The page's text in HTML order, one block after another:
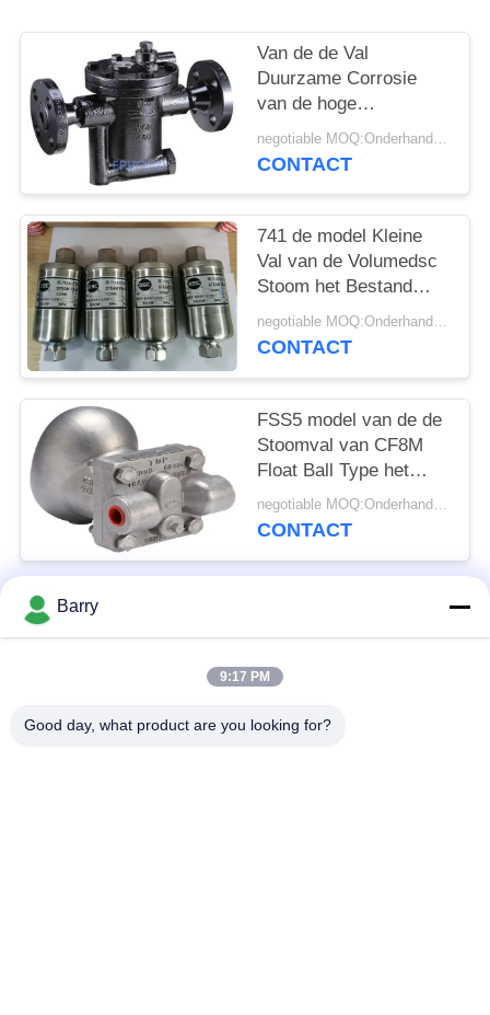
PRIVACYBELEID Van de de Val
Duurzame Corrosie
van de hoge
Capaciteits het Van
een flens voorzien
Weerstands
Omgekeerde Emmer
negotiable MOQ:Onderhandeling
CONTACT
741 de model Kleine
Val van de Volumedsc
Stoom het Bestand
volledig Verzegelde
Ontwerp van 300
negotiable MOQ:Onderhandeling
CONTACT
FSS5 model van de de
Stoomval van CF8M
Float Ball Type het
Roestvrije
staalmateriaal
negotiable MOQ:Onderhandeling
CONTACT
populaire categorieën
Barry
9:17 PM
Good day, what product are you looking for?